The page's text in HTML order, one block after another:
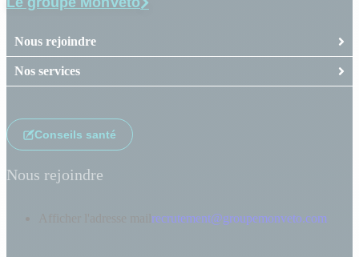
Nous rejoindre
Nos services
Conseils santé
Nous rejoindre
recrutement@groupemonveto.com